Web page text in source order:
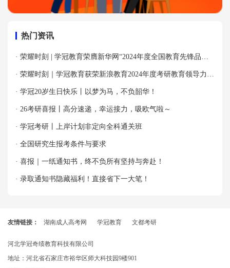
热门资讯
· 荣耀时刻 | 学冠教育荣膺新华网“2024年度全国教育先锋品牌
优秀案例”殊荣！
· 荣耀时刻｜学冠教育获荣新浪教育2024年度考研教育领导力品
牌！
· 学冠20岁生日快乐丨以梦为马，不负韶华！
· 26考研喜报丨高分速递，幸运接力，吸欧气啦～
· 学冠考研丨上岸计划非定向全科通关班
· 全国研究生报考条件与要求
· 喜报｜一纸通知书，终不负所有坚持与奔赴！
· 录取通知书隐藏福利！直接省下一大笔！
友情链接： 湖南成人高考网 学冠教育 文都考研
河北学冠奇绩教育科技有限公司
地址：河北省石家庄市裕华区师大科技园9楼901